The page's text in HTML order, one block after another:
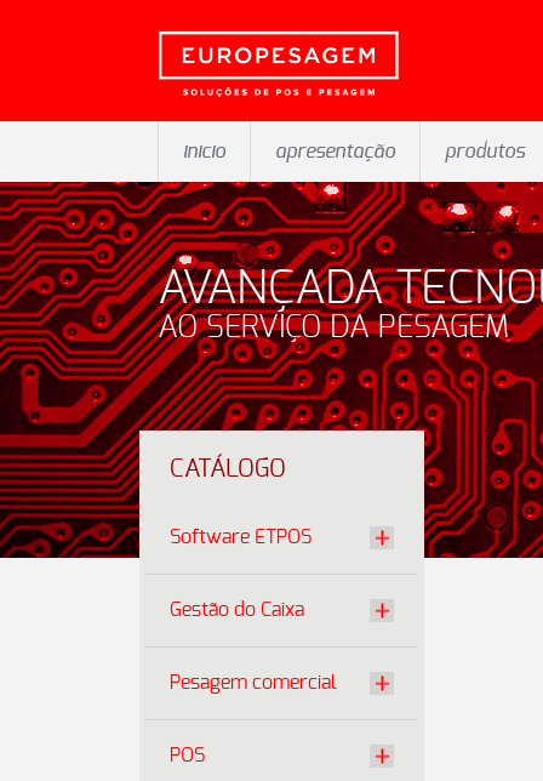
inicio apresentação produtos
AVANÇADA
AO SERVIÇO DA PESAGEM
CATÁLOGO
Software ETPOS
Gestão do Caixa
Pesagem comercial
POS